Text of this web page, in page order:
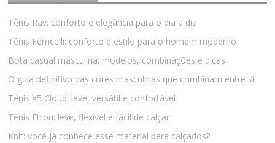
Tênis Rav: conforto e elegância para o dia a dia
Tênis Ferricelli: conforto e estilo para o homem moderno
Bota casual masculina: modelos, combinações e dicas
O guia definitivo das cores masculinas que combinam entre si
Tênis X5 Cloud: leve, versátil e confortável
Tênis Etron: leve, flexível e fácil de calçar
Knit: você já conhece esse material para calçados?